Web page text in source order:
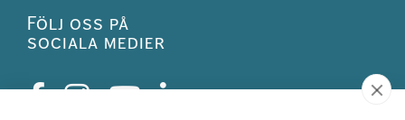
Följ oss på
sociala medier